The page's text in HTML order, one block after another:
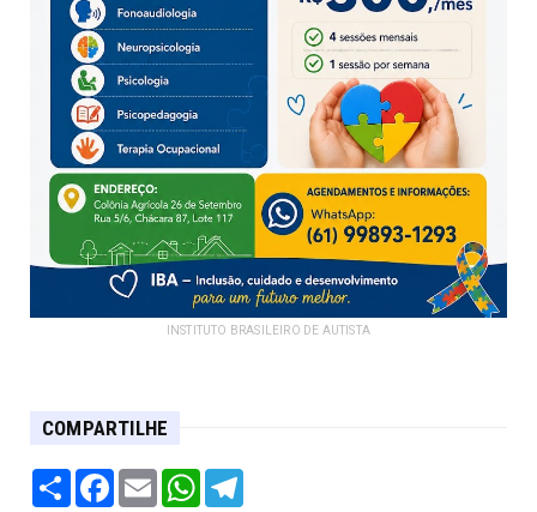
INSTITUTO BRASILEIRO DE AUTISTA
COMPARTILHE
Share Facebook
Email WhatsApp